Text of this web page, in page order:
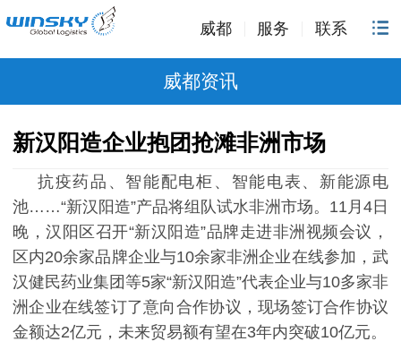
威都 服务 联系
威都资讯
新汉阳造企业抱团抢滩非洲市场
抗疫药品、智能配电柜、智能电表、新能源电
池……“新汉阳造”产品将组队试水非洲市场。 11 月 4 日
晚，汉阳区召开“新汉阳造”品牌走进非洲视频会议，
区内20余家品牌企业与10余家非洲企业在线参加，武
汉健民药业集团等5家“新汉阳造”代表企业与10多家非
洲企业在线签订了意向合作协议，现场签订合作协议
金额达2亿元，未来贸易额有望在3年内突破10亿元。